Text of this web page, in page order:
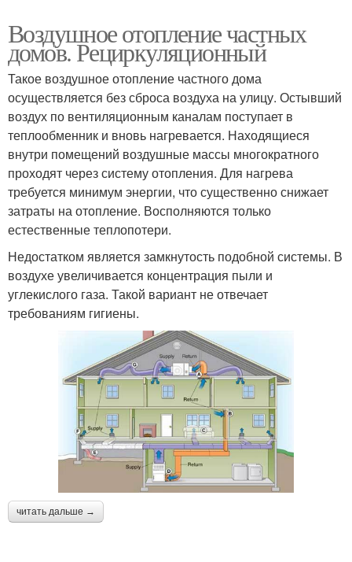
Воздушное отопление частных
домов. Рециркуляционный
Такое воздушное отопление частного дома
осуществляется без сброса воздуха на улицу. Остывший
воздух по вентиляционным каналам поступает в
теплообменник и вновь нагревается. Находящиеся
внутри помещений воздушные массы многократного
проходят через систему отопления. Для нагрева
требуется минимум энергии, что существенно снижает
затраты на отопление. Восполняются только
естественные теплопотери.
Недостатком является замкнутость подобной системы. В
воздухе увеличивается концентрация пыли и
углекислого газа. Такой вариант не отвечает
требованиям гигиены.
читать дальше →